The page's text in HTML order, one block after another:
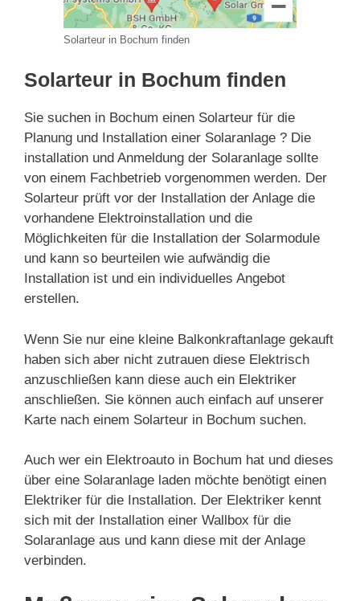
Solarteur in Bochum finden
Solarteur in Bochum finden
Sie suchen in Bochum einen Solarteur für die
Planung und Installation einer Solaranlage ? Die
installation und Anmeldung der Solaranlage sollte
von einem Fachbetrieb vorgenommen werden. Der
Solarteur prüft vor der Installation der Anlage die
vorhandene Elektroinstallation und die
Möglichkeiten für die Installation der Solarmodule
und kann so beurteilen wie aufwändig die
Installation ist und ein individuelles Angebot
erstellen.
Wenn Sie nur eine kleine Balkonkraftanlage gekauft
haben sich aber nicht zutrauen diese Elektrisch
anzuschließen kann diese auch ein Elektriker
anschließen. Sie können auch einfach auf unserer
Karte nach einem Solarteur in Bochum suchen.
Auch wer ein Elektroauto in Bochum hat und dieses
über eine Solaranlage laden möchte benötigt einen
Elektriker für die Installation. Der Elektriker kennt
sich mit der Installation einer Wallbox für die
Solaranlage aus und kann diese mit der Anlage
verbinden.